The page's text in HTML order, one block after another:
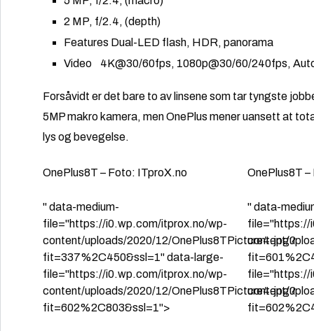
2 MP, f/2.4, (depth)
Features Dual-LED flash, HDR, panorama
Video 4K@30/60fps, 1080p@30/60/240fps,
Forsåvidt er det bare to av linsene som tar tyngste
5MP makro kamera, men OnePlus mener uansett at
lys og bevegelse.
OnePlus8T – Foto: ITproX.no
" data-medium-
file="https://i0.wp.com/itprox.no/wp-
content/uploads/2020/12/OnePlus8TPicture4.jpg?
fit=337%2C450&ssl=1" data-large-
file="https://i0.wp.com/itprox.no/wp-
content/uploads/2020/12/OnePlus8TPicture4.jpg?
fit=602%2C803&ssl=1">
OnePlus8T
" data-
file="https://
content/
file="https://
content/